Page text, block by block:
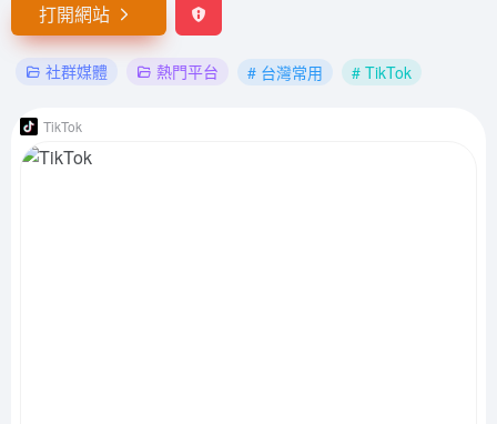
打開網站
社群媒體 熱門平台 # 台灣常用 # TikTok
TikTok